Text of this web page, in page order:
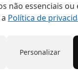
o primeiro a
não essenciais
Política de
Personalizar